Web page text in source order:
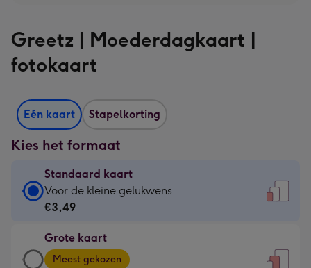
Greetz | Moederdagkaart |
fotokaart
Eén kaart Stapelkorting
Kies het formaat
Standaard kaart
Standaard
kaart
€3,49
-
Voor de kleine gelukwens
€3,49
Grote kaart
Grote
Meest gekozen